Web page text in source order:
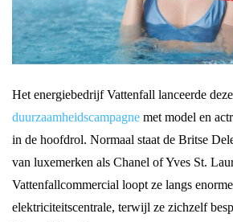
Het energiebedrijf Vattenfall lanceerde
duurzaamheidscampagne met model en
in de hoofdrol. Normaal staat de Britse
van luxemerken als Chanel of Yves St.
Vattenfallcommercial loopt ze langs
elektriciteitscentrale, terwijl ze zichzelf